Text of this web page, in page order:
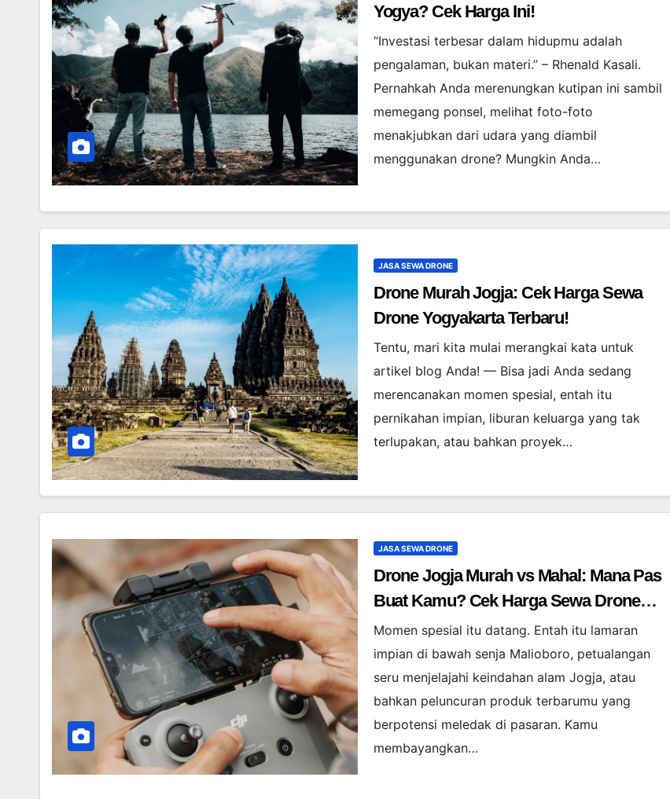
Yogya? Cek Harga Ini!
“Investasi terbesar dalam hidupmu adalah
pengalaman, bukan materi.” – Rhenald Kasali.
Pernahkah Anda merenungkan kutipan ini sambil
memegang ponsel, melihat foto-foto
menakjubkan dari udara yang diambil
menggunakan drone? Mungkin Anda…
JASA SEWA DRONE
Drone Murah Jogja: Cek Harga Sewa
Drone Yogyakarta Terbaru!
Tentu, mari kita mulai merangkai kata untuk
artikel blog Anda! — Bisa jadi Anda sedang
merencanakan momen spesial, entah itu
pernikahan impian, liburan keluarga yang tak
terlupakan, atau bahkan proyek…
JASA SEWA DRONE
Drone Jogja Murah vs Mahal: Mana Pas
Buat Kamu? Cek Harga Sewa Drone
Yogyakarta!
Momen spesial itu datang. Entah itu lamaran
impian di bawah senja Malioboro, petualangan
seru menjelajahi keindahan alam Jogja, atau
bahkan peluncuran produk terbarumu yang
berpotensi meledak di pasaran. Kamu
membayangkan…